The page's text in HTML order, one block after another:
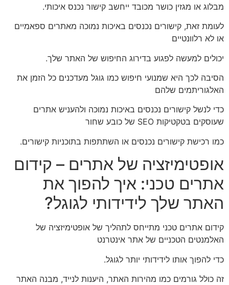
מבלוג או מגזין כושר מכובד ייחשב קישור נכנס איכותי.
לעומת זאת, קישורים נכנסים באיכות נמוכה מאתרים ספאמיים
או לא רלוונטיים
יכולים למעשה לפגוע בדירוג החיפוש של האתר שלך.
הסיבה לכך היא שמנועי חיפוש כמו גוגל מעדכנים כל הזמן את
האלגוריתמים שלהם
כדי לנשל קישורים נכנסים באיכות נמוכה ולהעניש אתרים
שעוסקים בטקטיקות SEO של כובע שחור
כמו רכישת קישורים נכנסים או השתתפות בתוכניות קישורים.
אופטימיזציה של אתרים – קידום
אתרים טכני: איך להפוך את
האתר שלך לידידותי לגוגל?
קידום אתרים טכני מתייחס לתהליך של אופטימיזציה של
האלמנטים הטכניים של אתר אינטרנט
כדי להפוך אותו לידידותי יותר לגוגל.
זה כולל גורמים כמו מהירות האתר, היענות לנייד, מבנה האתר